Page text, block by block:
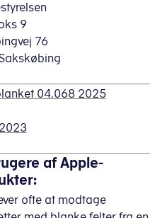
9
76
04.068 2025
2023
af Apple-
ofte at modtage